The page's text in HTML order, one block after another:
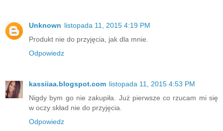
Unknown listopada 11, 2015 4:19 PM
Produkt nie do przyjęcia, jak dla mnie.
Odpowiedz
kassiiaa.blogspot.com listopada 11, 2015 4:53 PM
Nigdy bym go nie zakupiła. Już pierwsze co rzucam mi się
w oczy skład nie do przyjęcia.
Odpowiedz